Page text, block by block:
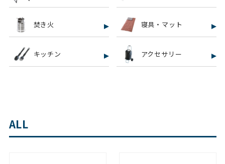
焚き火 寝具・マット
キッチン アクセサリー
ALL